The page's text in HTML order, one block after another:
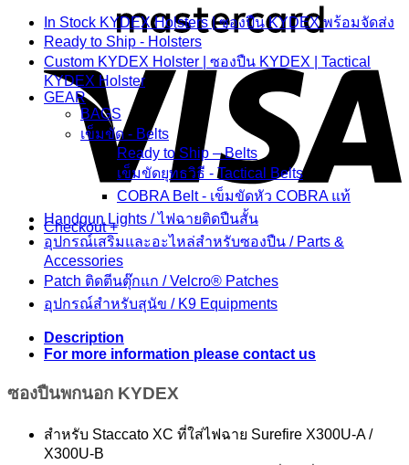
Checkout +
Holster
quantity
In Stock KYDEX Holsters | ซองปืน KYDEX พร้อมจัดส่ง
Ready to Ship - Holsters
Custom KYDEX Holster | ซองปืน KYDEX | Tactical
KYDEX Holster
GEAR
BAGS
เข็มขัด - Belts
Ready to Ship – Belts
เข็มขัดยุทธวิธี - Tactical Belts
COBRA Belt - เข็มขัดหัว COBRA แท้
Handgun Lights / ไฟฉายติดปืนสั้น
อุปกรณ์เสริมและอะไหล่สำหรับซองปืน / Parts &
Accessories
Patch ติดตีนตุ๊กแก / Velcro® Patches
อุปกรณ์สำหรับสุนัข / K9 Equipments
Description
For more information please contact us
ซองปืนพกนอก KYDEX
สำหรับ Staccato XC ที่ใส่ไฟฉาย Surefire X300U-A /
X300U-B